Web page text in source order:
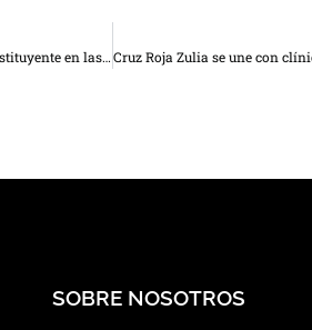
Chavistas celebrarán resultados de la constituyente en las calles
SOBRE NOSOTROS